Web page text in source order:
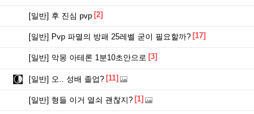
[일반] 후 진심 pvp [2]
[일반] Pvp 파멸의 방패 25레벨 굳이 필요할까? [17]
[일반] 악몽 아테론 1분10초안으로 [3]
[일반] 오.. 성배 졸업? [11]
[일반] 형들 이거 열쇠 괜찮지? [1]